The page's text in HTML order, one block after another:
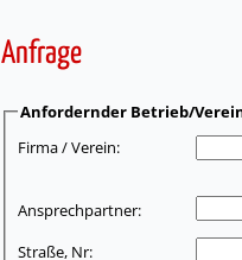
Anfrage
Anfordernder Betrieb/
Firma / Verein:
Ansprechpartner:
Straße, Nr: